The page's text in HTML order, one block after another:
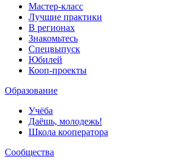
Мастер-класс
Лучшие практики
В регионах
Знакомьтесь
Спецвыпуск
Юбилей
Кооп-проекты
Образование
Учёба
Даёшь, молодежь!
Школа кооператора
Сообщества